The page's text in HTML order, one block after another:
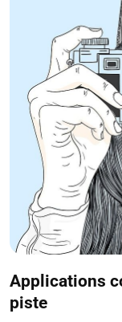
Applications
piste